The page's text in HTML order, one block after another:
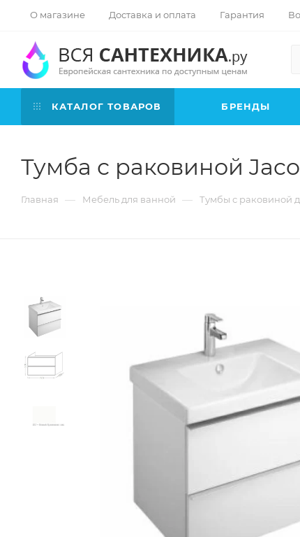
О магазине Доставка и оплата Гарантия
КАТАЛОГ ТОВАРОВ БРЕНДЫ
Тумба с раковиной
Главная — Мебель для ванной — Тумбы с раковиной